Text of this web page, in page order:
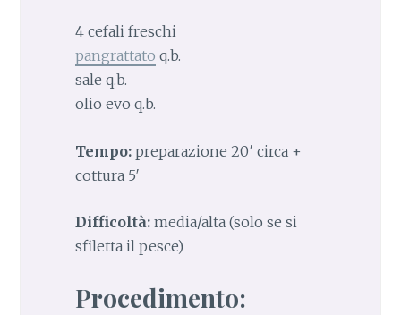
4 cefali freschi
pangrattato q.b.
sale q.b.
olio evo q.b.
Tempo:preparazione 20′ circa +
cottura 5′
Difficoltà:media/alta (solo se si
sfiletta il pesce)
Procedimento: